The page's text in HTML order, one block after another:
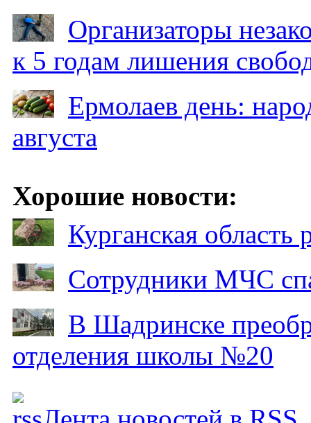
Организаторы
к 5 годам лишения
Ермолаев день:
августа
Хорошие новости:
Курганская
Сотрудники МЧС
В Шадринске
отделения школы №20